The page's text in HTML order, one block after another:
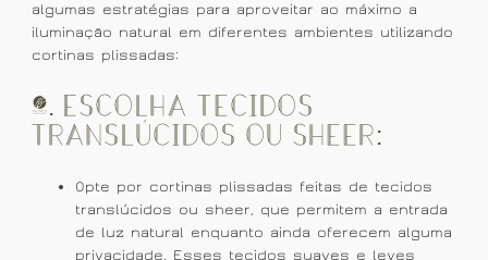
algumas estratégias para aproveitar ao máximo a
iluminação natural em diferentes ambientes utilizando
cortinas plissadas:
1. Escolha Tecidos
Translúcidos ou Sheer:
Opte por cortinas plissadas feitas de tecidos
translúcidos ou sheer, que permitem a entrada
de luz natural enquanto ainda oferecem alguma
privacidade. Esses tecidos suaves e leves